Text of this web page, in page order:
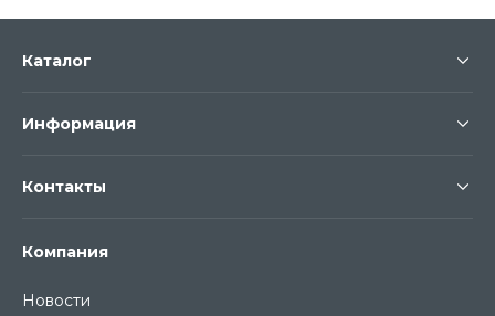
Компания
Новости
Каталог
Информация
Контакты